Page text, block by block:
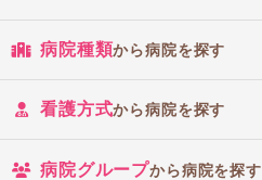
病院種類から病院を探す
看護方式から病院を探す
病院グループから病院を探す